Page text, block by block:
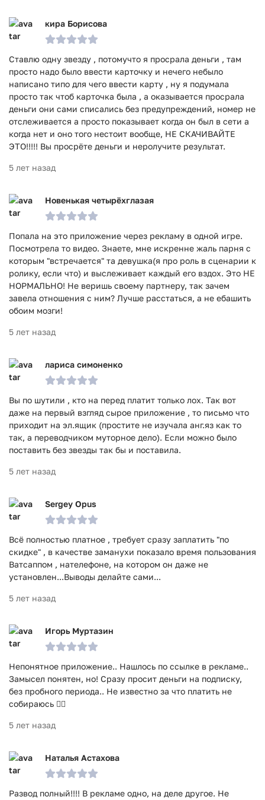
кира Борисова
Ставлю одну звезду , потомучто я просрала деньги , там
просто надо было ввести карточку и нечего небыло
написано типо для чего ввести карту , ну я подумала
просто так чтоб карточка была , а оказывается просрала
деньги они сами списались без предупреждений, номер не
отслеживается а просто показывает когда он был в сети а
когда нет и оно того нестоит вообще, НЕ СКАЧИВАЙТЕ
ЭТО!!!!! Вы просрёте деньги и неролучите результат.
5 лет назад
Новенькая четырёхглазая
Попала на это приложение через рекламу в одной игре.
Посмотрела то видео. Знаете, мне искренне жаль парня с
которым "встречается" та девушка(я про роль в сценарии к
ролику, если что) и выслеживает каждый его вздох. Это НЕ
НОРМАЛЬНО! Не веришь своему партнеру, так зачем
завела отношения с ним? Лучше расстаться, а не ебашить
обоим мозги!
5 лет назад
лариса симоненко
Вы по шутили , кто на перед платит только лох. Так вот
даже на первый взгляд сырое приложение , то письмо что
приходит на эл.ящик (простите не изучала анг.яз как то
так, а переводчиком муторное дело). Если можно было
поставить без звезды так бы и поставила.
5 лет назад
Sergey Opus
Всё полностью платное , требует сразу заплатить "по
скидке" , в качестве заманухи показало время пользования
Ватсаппом , нателефоне, на котором он даже не
установлен...Выводы делайте сами...
5 лет назад
Игорь Муртазин
Непонятное приложение.. Нашлось по ссылке в рекламе..
Замысел понятен, но! Сразу просит деньги на подписку,
без пробного периода.. Не известно за что платить не
собираюсь 🤷‍♂️
5 лет назад
Наталья Астахова
Развод полный!!!! В рекламе одно, на деле другое. Не